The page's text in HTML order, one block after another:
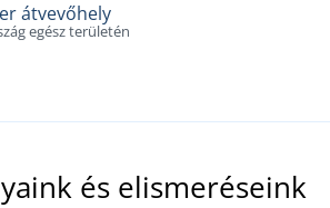
átvevőhely
egész területén
és elismeréseink